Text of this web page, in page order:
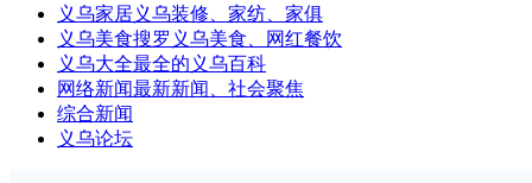
义乌家居义乌装修、家纺、家俱
义乌美食搜罗义乌美食、网红餐饮
义乌大全最全的义乌百科
网络新闻最新新闻、社会聚焦
综合新闻
义乌论坛